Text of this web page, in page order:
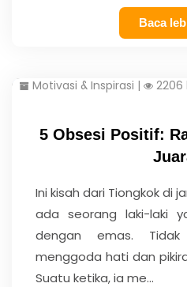
Baca
Motivasi & Inspirasi | 2206
5 Obsesi Positif:
Ini kisah dari Tiongkok di
ada seorang laki-laki
dengan emas.
menggoda hati dan
Suatu ketika, ia me...